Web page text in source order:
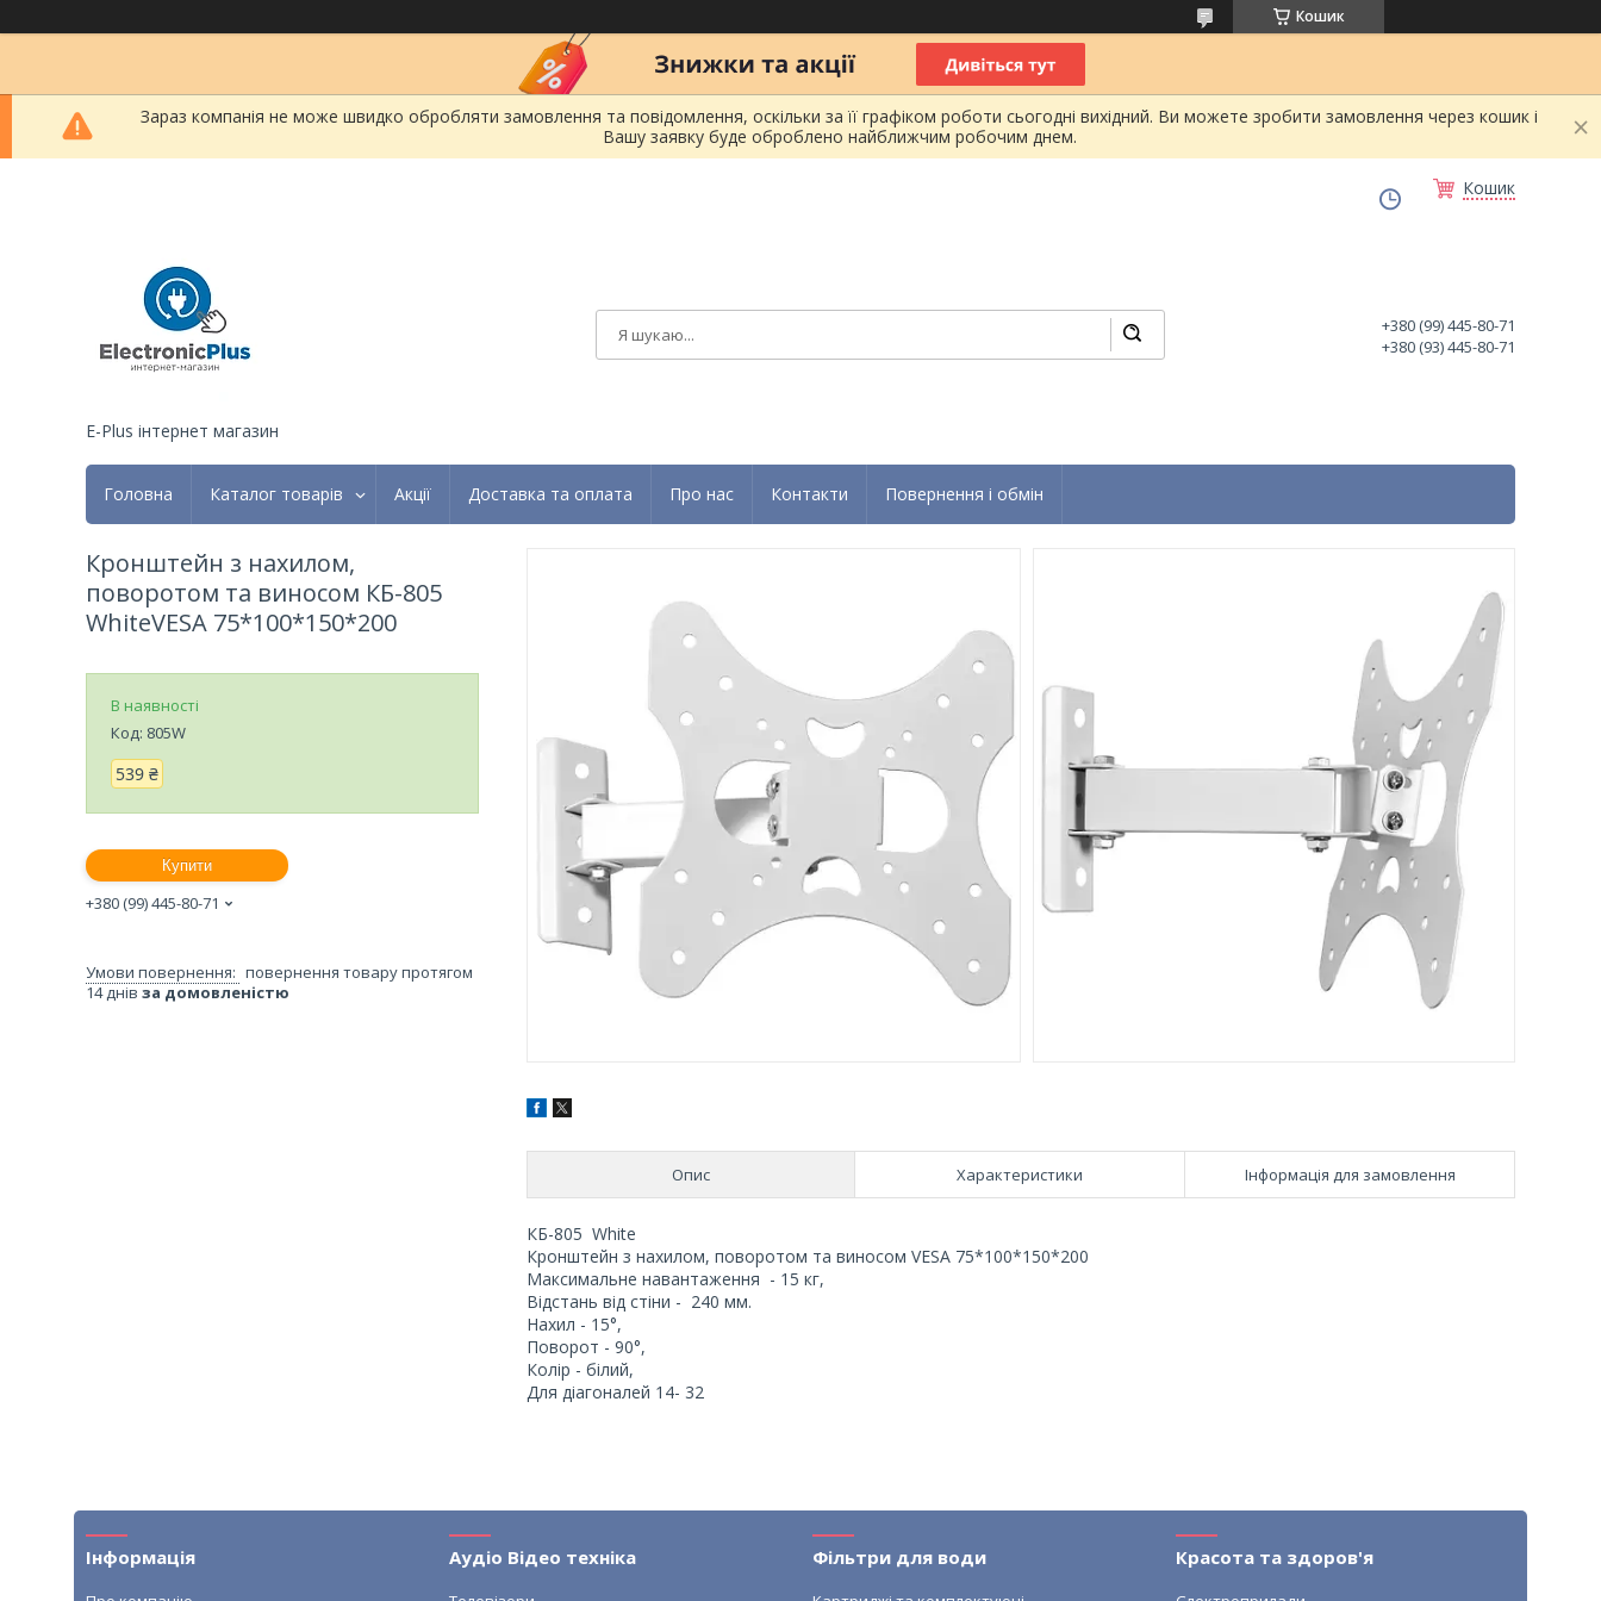
Кошик
Зараз компанія не може швидко обробляти замовлення та повідомлення, оскільки за її графіком роботи сьогодні вихідний. Ви можете зробити замовлення через кошик і
Вашу заявку буде оброблено найближчим робочим днем.
Кошик
E-Plus інтернет магазин
+380 (99) 445-80-71
+380 (93) 445-80-71
Головна Каталог товарів Акції Доставка та оплата Про нас Контакти Повернення і обмін
Опис Характеристики Інформація для замовлення
КБ-805 White
Кронштейн з нахилом, поворотом та виносом VESA 75*100*150*200
Maксимальне навантаження - 15 кг,
Відстань від стіни - 240 мм.
Нахил - 15°,
Поворот - 90°,
Колір - білий,
Для діагоналей 14- 32
Кронштейн з нахилом,
поворотом та виносом КБ-805
WhiteVESA 75*100*150*200
В наявності
Код: 805W
539 ₴
Купити
+380 (99) 445-80-71
повернення товару протягом
14 днів за домовленістю
Інформація Аудіо Відео техніка Фільтри для води Красота та здоров'я